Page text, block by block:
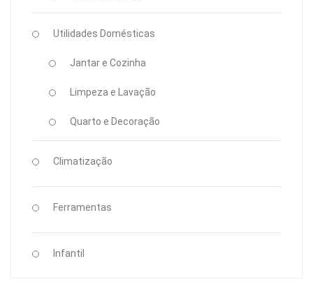
Utilidades Domésticas
Jantar e Cozinha
Limpeza e Lavação
Quarto e Decoração
Climatização
Ferramentas
Infantil